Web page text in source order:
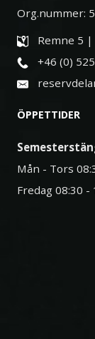
Org.nummer:
Remne 5 |
+46 (0)
ÖPPETTIDER
Mån - Tors
Fredag 08:30 -